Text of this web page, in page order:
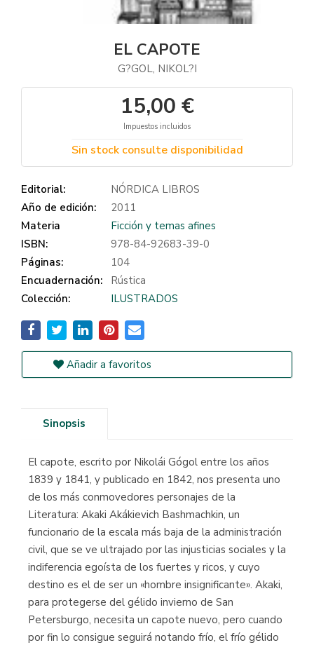
EL CAPOTE
G?GOL, NIKOL?I
15,00 €
Impuestos incluidos
Sin stock consulte disponibilidad
Editorial:
NÓRDICA LIBROS
Año de edición:
2011
Materia
Ficción y temas afines
ISBN:
978-84-92683-39-0
Páginas:
104
Encuadernación:
Rústica
Colección:
ILUSTRADOS
Añadir a favoritos
Sinopsis
El capote, escrito por Nikolái Gógol entre los años
1839 y 1841, y publicado en 1842, nos presenta uno
de los más conmovedores personajes de la
Literatura: Akaki Akákievich Bashmachkin, un
funcionario de la escala más baja de la administración
civil, que se ve ultrajado por las injusticias sociales y la
indiferencia egoísta de los fuertes y ricos, y cuyo
destino es el de ser un «hombre insignificante». Akaki,
para protegerse del gélido invierno de San
Petersburgo, necesita un capote nuevo, pero cuando
por fin lo consigue seguirá notando frío, el frío gélido